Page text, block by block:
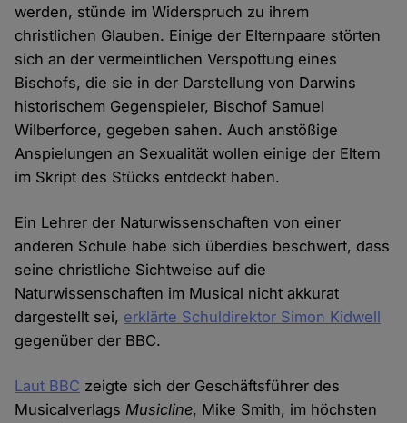
werden, stünde im Widerspruch zu ihrem
christlichen Glauben. Einige der Elternpaare störten
sich an der vermeintlichen Verspottung eines
Bischofs, die sie in der Darstellung von Darwins
historischem Gegenspieler, Bischof Samuel
Wilberforce, gegeben sahen. Auch anstößige
Anspielungen an Sexualität wollen einige der Eltern
im Skript des Stücks entdeckt haben.
Ein Lehrer der Naturwissenschaften von einer
anderen Schule habe sich überdies beschwert, dass
seine christliche Sichtweise auf die
Naturwissenschaften im Musical nicht akkurat
dargestellt sei, erklärte Schuldirektor Simon Kidwell
gegenüber der BBC.
Laut BBC zeigte sich der Geschäftsführer des
MusicalverlagsMusicline, Mike Smith, im höchsten